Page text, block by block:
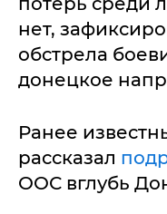
нет,
обстрела
донецкое
Ранее
рассказал
ООС вглубь